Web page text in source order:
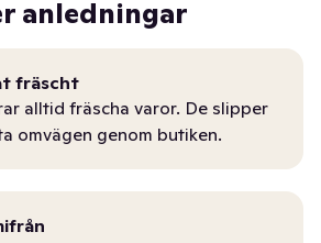
anledningar
fräscht
alltid fräscha varor. De slipper
omvägen genom butiken.